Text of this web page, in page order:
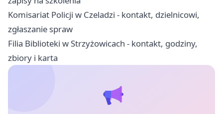
Komisariat Policji w Czeladzi - kontakt, dzielnicowi,
zgłaszanie spraw
Filia Biblioteki w Strzyżowicach - kontakt, godziny,
zbiory i karta